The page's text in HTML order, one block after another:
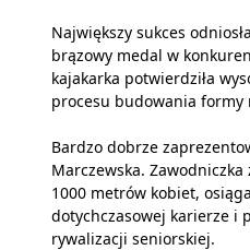
Największy sukces
brązowy medal w
kajakarka potwierdziła
procesu budowania formy
Bardzo dobrze
Marczewska. Zawodniczka
1000 metrów kobiet,
dotychczasowej karierze i
rywalizacji seniorskiej.